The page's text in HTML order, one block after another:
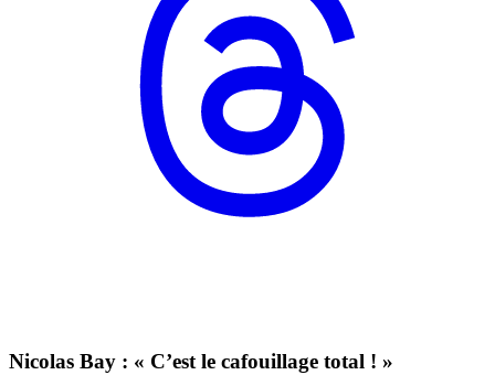
Nicolas Bay : « C’est le cafouillage total ! »